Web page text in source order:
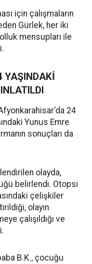
için çalışmaların
Gürlek, her iki
mensupları ile
YAŞINDAKİ
24
Yunus Emre
sonuçları da
olayda,
belirlendi. Otopsi
çelişkiler
olayın
çalışıldığı ve
B.K., çocuğu